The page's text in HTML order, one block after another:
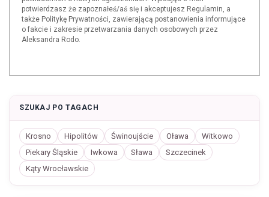
potwierdzasz że zapoznałeś/aś się i akceptujesz Regulamin, a
także Politykę Prywatności, zawierającą postanowienia informujące
o fakcie i zakresie przetwarzania danych osobowych przez
Aleksandra Rodo.
SZUKAJ PO TAGACH
Krosno Hipolitów Świnoujście Oława
Witkowo
Piekary Śląskie
Iwkowa Sława
Szczecinek
Kąty Wrocławskie